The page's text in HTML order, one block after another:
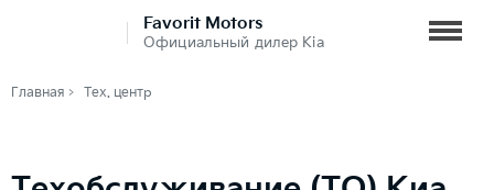
Favorit Motors
Официальный дилер Kia
Главная Тех. центр